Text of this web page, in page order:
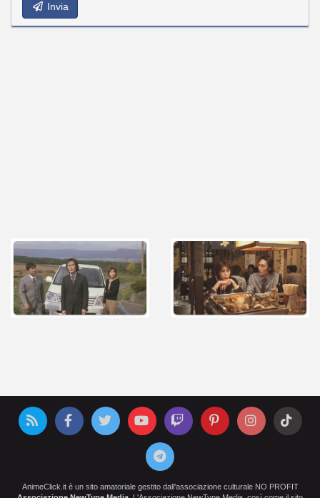
Invia
AnimeClick.it è un sito amatoriale gestito dall'associazione culturale NO PROFIT